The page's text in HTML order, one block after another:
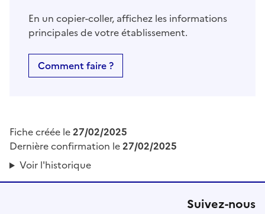
En un copier-coller, affichez les informations
principales de votre établissement.
Comment faire ?
Fiche créée le27/02/2025
Dernière confirmation le27/02/2025
Voir l'historique
Suivez-nous